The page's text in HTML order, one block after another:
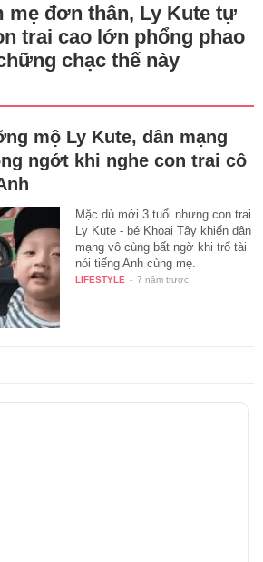
mẹ đơn thân, Ly Kute tự
trai cao lớn phổng phao
chạc thế này
mộ Ly Kute, dân mạng
ngớt khi nghe con trai cô
Mặc dù mới 3 tuổi nhưng con trai
Ly Kute - bé Khoai Tây khiến dân
mạng vô cùng bất ngờ khi trổ tài
nói tiếng Anh cùng mẹ.
LIFESTYLE - 7 năm trước